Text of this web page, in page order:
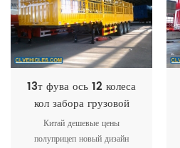
прочность, небольшой вес,
красивый внешний вид,
безопасную и надежную работу
13т фува ось 12 колеса
кол забора грузовой
полуприцеп
Китай дешевые цены
полуприцеп новый дизайн